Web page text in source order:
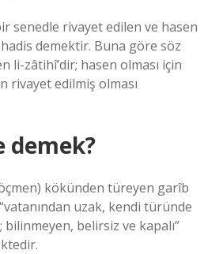
senedle rivayet edilen ve hasen
demektir. Buna göre söz
li-zâtihî’dir; hasen olması için
rivayet edilmiş olması
demek?
kökünden türeyen garîb
uzak, kendi türünde
belirsiz ve kapalı”